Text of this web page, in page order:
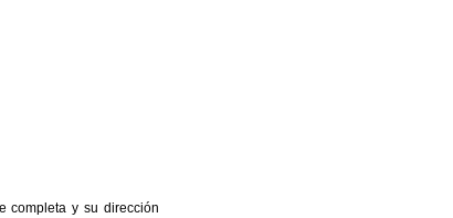
completa y su dirección